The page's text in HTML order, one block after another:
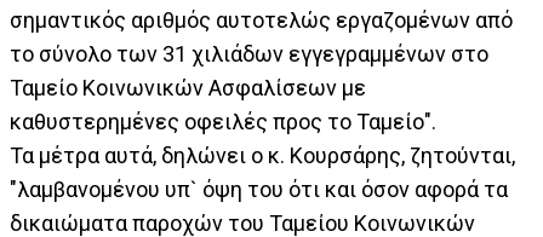
σημαντικός αριθμός αυτοτελώς εργαζομένων από
το σύνολο των 31 χιλιάδων εγγεγραμμένων στο
Ταμείο Κοινωνικών Ασφαλίσεων με
καθυστερημένες οφειλές προς το Ταμείο".
Τα μέτρα αυτά, δηλώνει ο κ. Κουρσάρης, ζητούνται,
"λαμβανομένου υπ` όψη του ότι και όσον αφορά τα
δικαιώματα παροχών του Ταμείου Κοινωνικών